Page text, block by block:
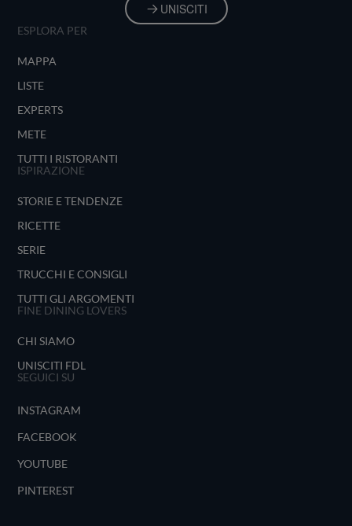
UNISCITI
ESPLORA PER
MAPPA
LISTE
EXPERTS
METE
TUTTI I RISTORANTI
ISPIRAZIONE
STORIE E TENDENZE
RICETTE
SERIE
TRUCCHI E CONSIGLI
TUTTI GLI ARGOMENTI
FINE DINING LOVERS
CHI SIAMO
UNISCITI FDL
SEGUICI SU
INSTAGRAM
FACEBOOK
YOUTUBE
PINTEREST